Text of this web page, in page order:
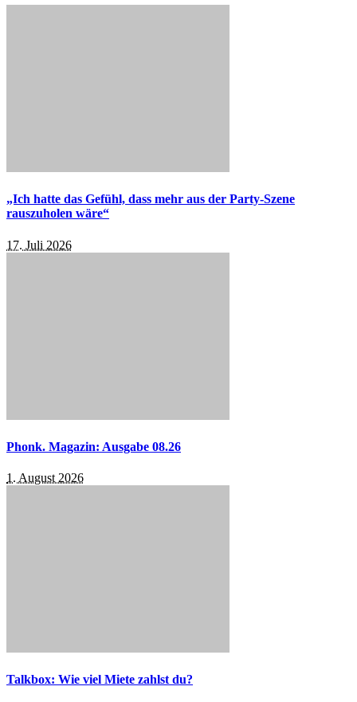
„Ich hatte das Gefühl, dass mehr aus der Party-Szene
rauszuholen wäre“
17. Juli 2026
Phonk. Magazin: Ausgabe 08.26
1. August 2026
Talkbox: Wie viel Miete zahlst du?